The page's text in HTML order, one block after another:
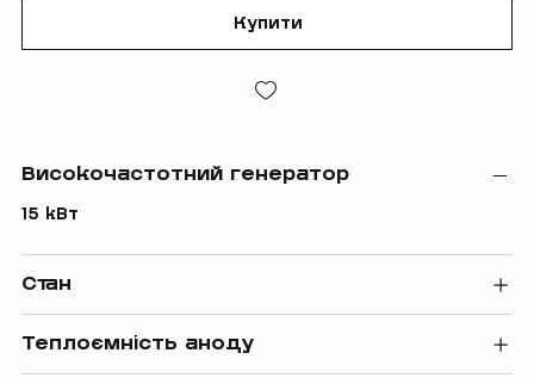
Купити
Високочастотний генератор
15 кВт
Стан
Теплоємність аноду